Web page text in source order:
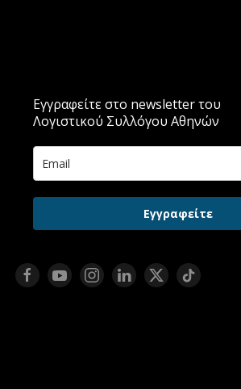
Εγγραφείτε στο newsletter του
Λογιστικού Συλλόγου Αθηνών
Εγγραφείτε